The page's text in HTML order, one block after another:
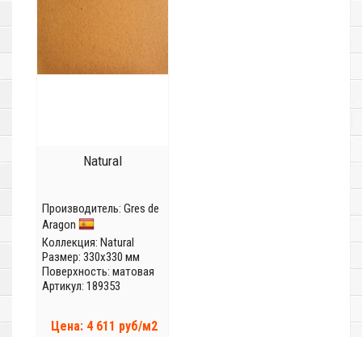
Natural
Производитель: Gres de
Aragon
Коллекция: Natural
Размер: 330x330 мм
Поверхность: матовая
Артикул: 189353
Цена: 4 611 руб/м2